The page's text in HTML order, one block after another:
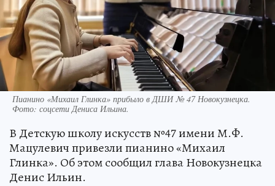
Пианино «Михаил Глинка» прибыло в ДШИ № 47 Новокузнецка.
Фото: соцсети Дениса Ильина.
В Детскую школу искусств №47 имени М.Ф.
Мацулевич привезли пианино «Михаил
Глинка». Об этом сообщил глава Новокузнецка
Денис Ильин.